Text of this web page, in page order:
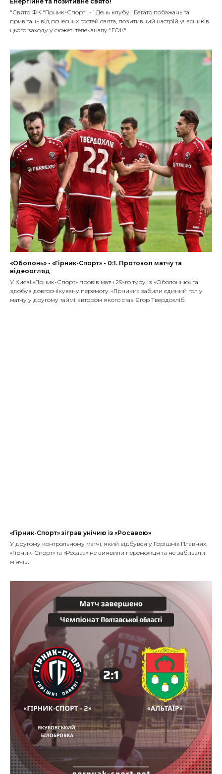
"Свято ФК "Гірник-Спорт" - "День клубу". Багато побажань та
привітань від почесних гостей свята, позитивний настрій учасників
цього заходу у сюжеті телеканалу "ГОК".
«Оболонь» - «Гірник-Спорт» - 0:1. Протокол матчу та
відеоогляд
У Києві «Гірник-Спорт» провів матч 29-го туру із «Оболонню» та
здобув довгоочікувану перемогу. «Гірники» забили єдиний гол у
матчу у другому таймі, автором якого став Єгор Твердохліб.
«Гірник-Спорт» зіграв унічию із «Росавою»
У другому контрольному матчі, який відбувся у Горішніх Плавнях,
«Гірник-Спорт» та «Росава» не виявили переможця та не забивали
м’ячів.